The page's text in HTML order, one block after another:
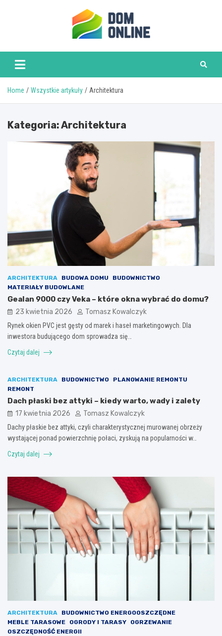
www.domonline.pl
Home Wszystkie artykuły Architektura
Kategoria:Architektura
ARCHITEKTURA BUDOWA DOMU
BUDOWNICTWO
MATERIAŁY BUDOWLANE
Gealan 9000 czy Veka – które okna wybrać do domu?
23 kwietnia 2026 Tomasz Kowalczyk
Rynek okien PVC jest gęsty od marek i haseł marketingowych. Dla
inwestora budującego dom sprowadza się…
Czytaj dalej
ARCHITEKTURA BUDOWNICTWO
PLANOWANIE REMONTU
REMONT
Dach płaski bez attyki – kiedy warto, wady i zalety
17 kwietnia 2026 Tomasz Kowalczyk
Dachy płaskie bez attyki, czyli charakterystycznej murowanej obrzeży
wystającej ponad powierzchnię połaci, zyskują na popularności w…
Czytaj dalej
ARCHITEKTURA
BUDOWNICTWO ENERGOOSZCZĘDNE
MEBLE TARASOWE
OGRODY I TARASY
OGRZEWANIE
OSZCZĘDNOŚĆ ENERGII